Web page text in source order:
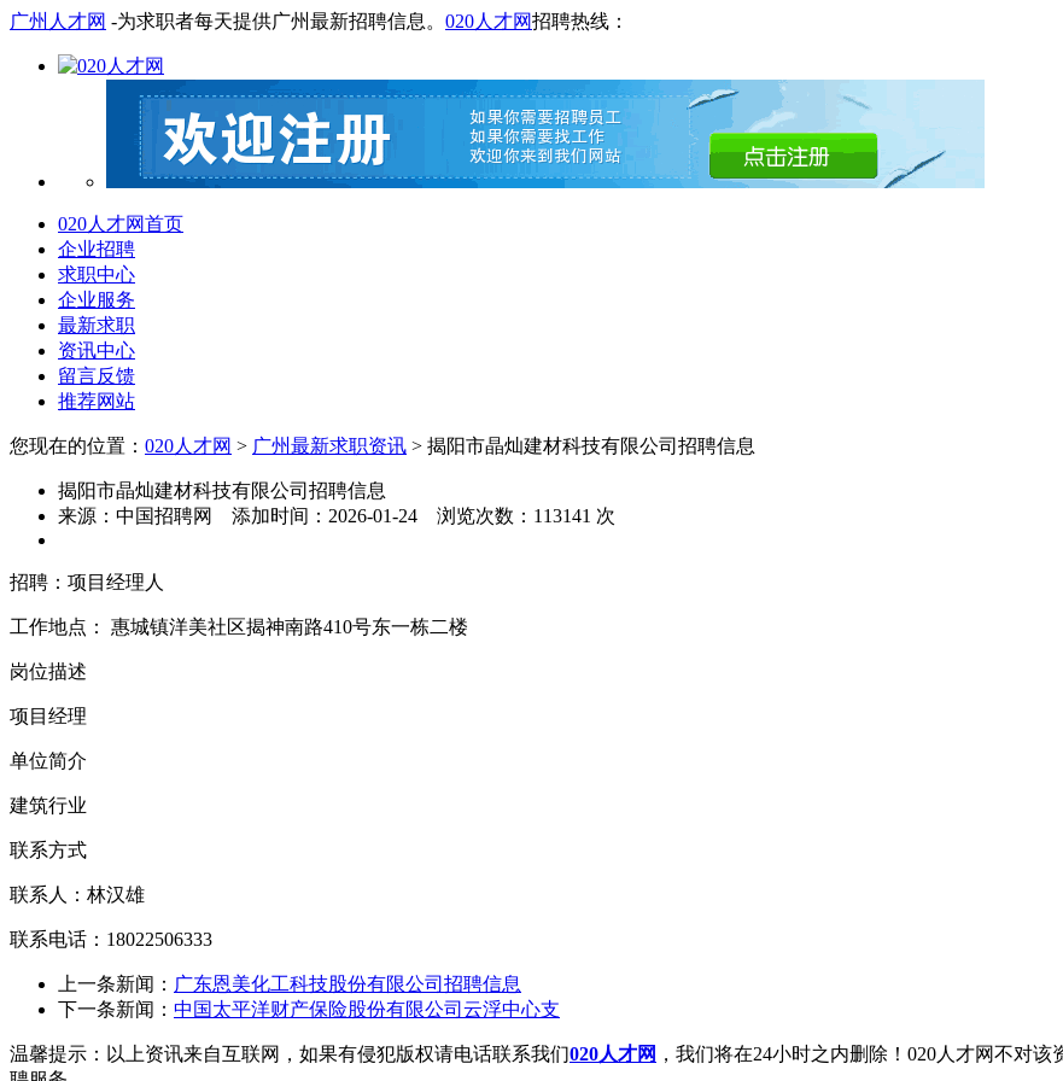
广州人才网 -为求职者每天提供广州最新招聘信息。 020人才网招聘热线：
020人才网首页
企业招聘
求职中心
企业服务
最新求职
资讯中心
留言反馈
推荐网站
您现在的位置： 020人才网 > 广州最新求职资讯 > 揭阳市晶灿建材科技有限公司招聘信息
揭阳市晶灿建材科技有限公司招聘信息
来源： 中国招聘网 添加时间： 2026-01-24 浏览次数： 113141 次
招聘：项目经理人
工作地点： 惠城镇洋美社区揭神南路410号东一栋二楼
岗位描述
项目经理
单位简介
建筑行业
联系方式
联系人：林汉雄
联系电话：18022506333
上一条新闻： 广东恩美化工科技股份有限公司招聘信息
下一条新闻： 中国太平洋财产保险股份有限公司云浮中心支
温馨提示：以上资讯来自互联网，如果有侵犯版权请电话联系我们020人才网 ，我们将在24小时之内删除！020人才网不对该